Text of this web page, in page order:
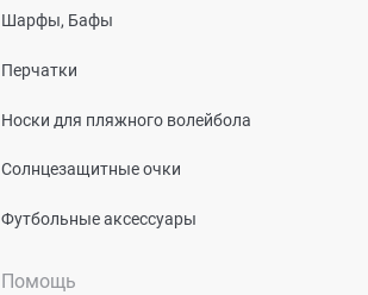
Шарфы, Бафы
Перчатки
Носки для пляжного волейбола
Солнцезащитные очки
Футбольные аксессуары
Помощь